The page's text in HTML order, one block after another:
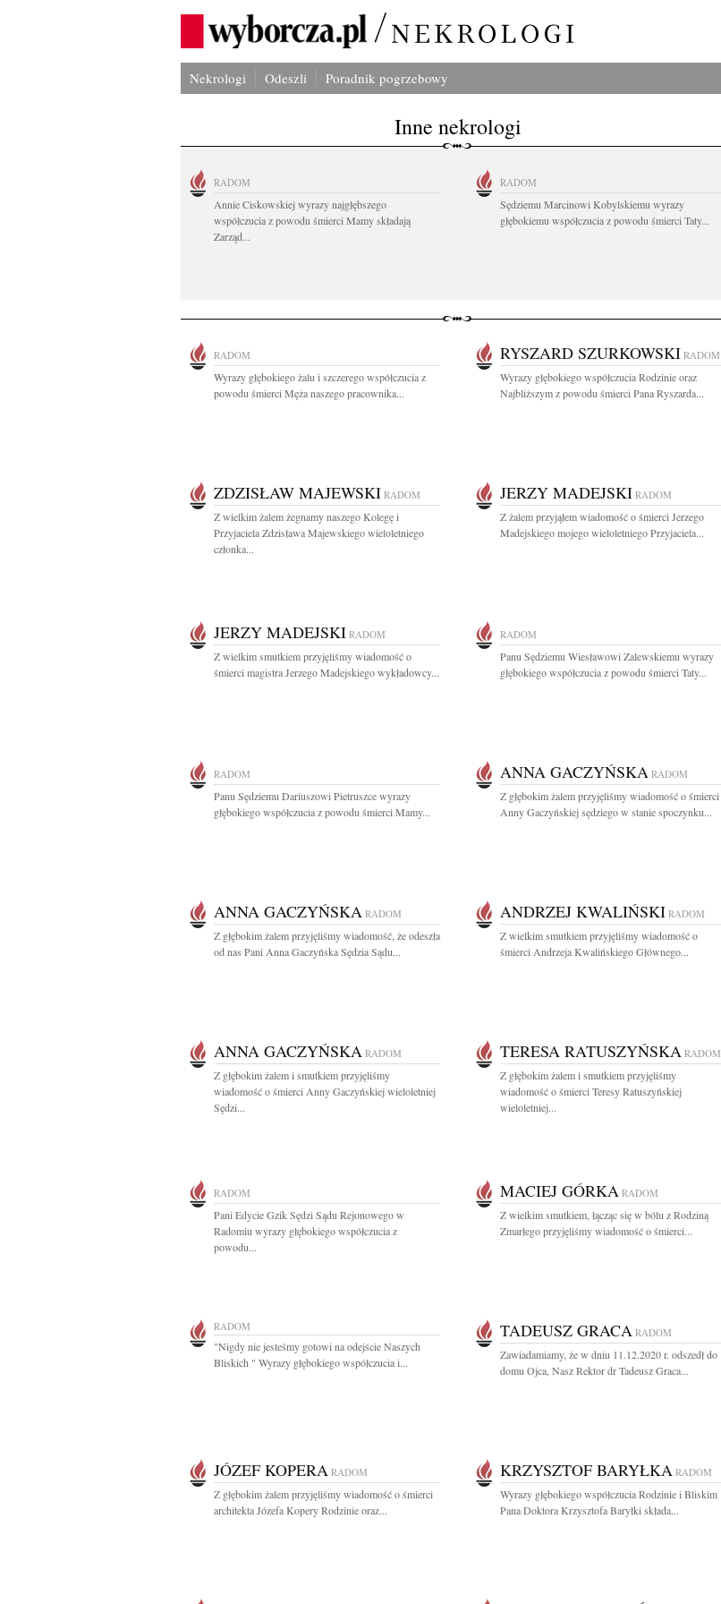
Nekrologi Odeszli Poradnik pogrzebowy
Inne nekrologi
RADOM
Annie Ciskowskiej wyrazy najgłębszego
współczucia z powodu śmierci Mamy składają
Zarząd...
RADOM
Sędziemu Marcinowi Kobylskiemu wyrazy
głębokiemu współczucia z powodu śmierci Taty...
RADOM
Wyrazy głębokiego żalu i szczerego współczucia z
powodu śmierci Męża naszego pracownika...
RYSZARD SZURKOWSKI RADOM
Wyrazy głębokiego współczucia Rodzinie oraz
Najbliższym z powodu śmierci Pana Ryszarda...
ZDZISŁAW MAJEWSKI RADOM
Z wielkim żalem żegnamy naszego Kolegę i
Przyjaciela Zdzisława Majewskiego wieloletniego
członka...
JERZY MADEJSKI RADOM
Z żalem przyjąłem wiadomość o śmierci Jerzego
Madejskiego mojego wieloletniego Przyjaciela...
JERZY MADEJSKI RADOM
Z wielkim smutkiem przyjęliśmy wiadomość o
śmierci magistra Jerzego Madejskiego wykładowcy...
RADOM
Panu Sędziemu Wiesławowi Zalewskiemu wyrazy
głębokiego współczucia z powodu śmierci Taty...
RADOM
Panu Sędziemu Dariuszowi Pietruszce wyrazy
głębokiego współczucia z powodu śmierci Mamy...
ANNA GACZYŃSKA RADOM
Z głębokim żalem przyjęliśmy wiadomość o śmierci
Anny Gaczyńskiej sędziego w stanie spoczynku...
ANNA GACZYŃSKA RADOM
Z głębokim żalem przyjęliśmy wiadomość, że odeszła
od nas Pani Anna Gaczyńska Sędzia Sądu...
ANDRZEJ KWALIŃSKI RADOM
Z wielkim smutkiem przyjęliśmy wiadomość o
śmierci Andrzeja Kwalińskiego Głównego...
ANNA GACZYŃSKA RADOM
Z głębokim żalem i smutkiem przyjęliśmy
wiadomość o śmierci Anny Gaczyńskiej wieloletniej
Sędzi...
TERESA RATUSZYŃSKA RADOM
Z głębokim żalem i smutkiem przyjęliśmy
wiadomość o śmierci Teresy Ratuszyńskiej
wieloletniej...
RADOM
Pani Edycie Gzik Sędzi Sądu Rejonowego w
Radomiu wyrazy głębokiego współczucia z
powodu...
MACIEJ GÓRKA RADOM
Z wielkim smutkiem, łącząc się w bólu z Rodziną
Zmarłego przyjęliśmy wiadomość o śmierci...
RADOM
"Nigdy nie jesteśmy gotowi na odejście Naszych
Bliskich " Wyrazy głębokiego współczucia i...
TADEUSZ GRACA RADOM
Zawiadamiamy, że w dniu 11.12.2020 r. odszedł do
domu Ojca, Nasz Rektor dr Tadeusz Graca...
JÓZEF KOPERA RADOM
Z głębokim żalem przyjęliśmy wiadomość o śmierci
architekta Józefa Kopery Rodzinie oraz...
KRZYSZTOF BARYŁKA RADOM
Wyrazy głębokiego współczucia Rodzinie i Bliskim
Pana Doktora Krzysztofa Baryłki składa...